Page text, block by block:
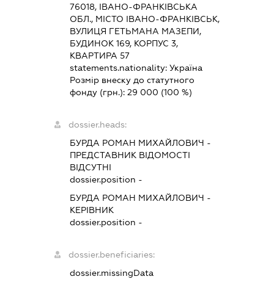
76018, ІВАНО-ФРАНКІВСЬКА
ОБЛ., МІСТО ІВАНО-ФРАНКІВСЬК,
ВУЛИЦЯ ГЕТЬМАНА МАЗЕПИ,
БУДИНОК 169, КОРПУС 3,
КВАРТИРА 57
statements.nationality: Україна
Розмір внеску до статутного
фонду (грн.): 29 000 (100 %)
dossier.heads:
БУРДА РОМАН МИХАЙЛОВИЧ -
ПРЕДСТАВНИК ВІДОМОСТІ
ВІДСУТНІ
dossier.position -
БУРДА РОМАН МИХАЙЛОВИЧ -
КЕРІВНИК
dossier.position -
dossier.beneficiaries:
dossier.missingData